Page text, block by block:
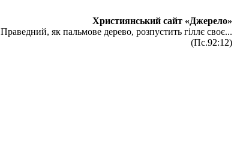
Християнський сайт «Джерело»
Праведний, як пальмове дерево, розпустить гіллє своє...
(Пс.92:12)